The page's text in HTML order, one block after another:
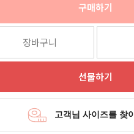
구매하기
장바구니
선물하기